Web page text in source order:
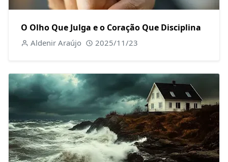
O Olho Que Julga e o Coração Que Disciplina
Aldenir Araújo 2025/11/23